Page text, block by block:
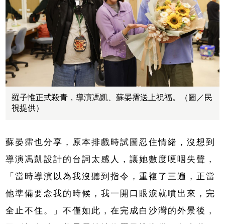
羅子惟正式殺青，導演馮凱、蘇晏霈送上祝福。（圖／民
視提供）
蘇晏霈也分享，原本排戲時試圖忍住情緒，沒想到
導演馮凱設計的台詞太感人，讓她數度哽咽失聲，
「當時導演以為我沒聽到指令，重複了三遍，正當
他準備要念我的時候，我一開口眼淚就噴出來，完
全止不住。」不僅如此，在完成白沙灣的外景後，